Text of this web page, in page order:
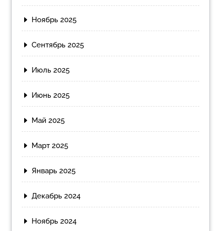
Ноябрь 2025
Сентябрь 2025
Июль 2025
Июнь 2025
Май 2025
Март 2025
Январь 2025
Декабрь 2024
Ноябрь 2024